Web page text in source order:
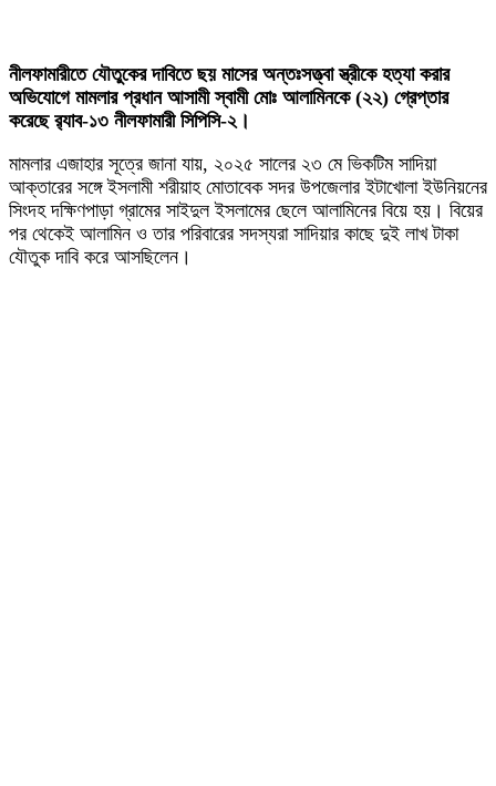
নীলফামারীতে যৌতুকের দাবিতে ছয় মাসের অন্তঃসত্ত্বা স্ত্রীকে হত্যা করার
অভিযোগে মামলার প্রধান আসামী স্বামী মোঃ আলামিনকে (২২) গ্রেপ্তার
করেছে র‍্যাব-১৩ নীলফামারী সিপিসি-২।
মামলার এজাহার সূত্রে জানা যায়, ২০২৫ সালের ২৩ মে ভিকটিম সাদিয়া
আক্তারের সঙ্গে ইসলামী শরীয়াহ মোতাবেক সদর উপজেলার ইটাখোলা ইউনিয়নের
সিংদহ দক্ষিণপাড়া গ্রামের সাইদুল ইসলামের ছেলে আলামিনের বিয়ে হয়। বিয়ের
পর থেকেই আলামিন ও তার পরিবারের সদস্যরা সাদিয়ার কাছে দুই লাখ টাকা
যৌতুক দাবি করে আসছিলেন।